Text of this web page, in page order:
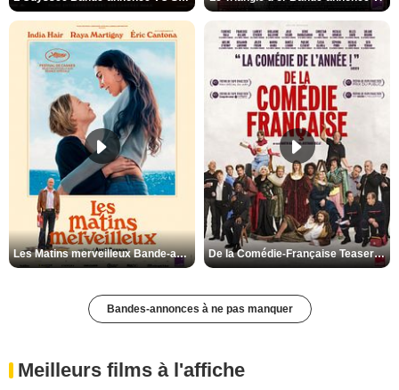
Les Matins merveilleux Bande-annonce VF De la Comédie-Française Teaser VF
Bandes-annonces à ne pas manquer
Meilleurs films à l'affiche